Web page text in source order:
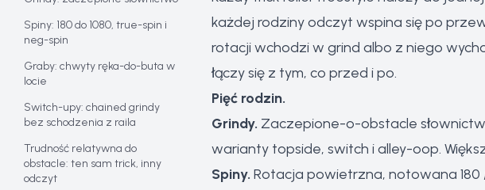
Spiny: 180 do 1080, true-spin i
neg-spin
Graby: chwyty ręka-do-buta w
locie
Switch-upy: chained grindy
bez schodzenia z raila
Trudność relatywna do
obstacle: ten sam trick, inny
odczyt
każdej rodziny odczyt wspina się po
rotacji wchodzi w grind albo z niego
łączy się z tym, co przed i po.
Pięć rodzin.
Grindy. Zaczepione-o-obstacle
warianty topside, switch i alley-oop.
Spiny. Rotacja powietrzna, notowana 180